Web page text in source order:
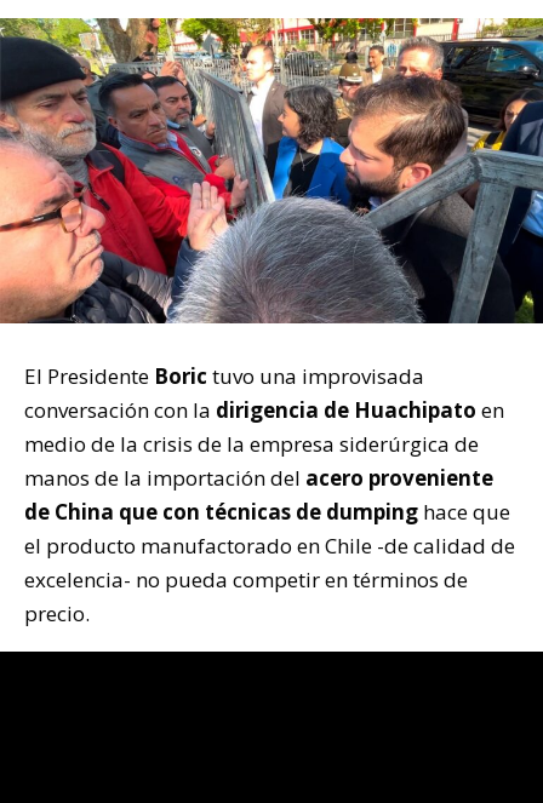
El Presidente Boric tuvo una improvisada
conversación con la dirigencia de Huachipato en
medio de la crisis de la empresa siderúrgica de
manos de la importación del acero proveniente
de China que con técnicas de dumping hace que
el producto manufactorado en Chile -de calidad de
excelencia- no pueda competir en términos de
precio.